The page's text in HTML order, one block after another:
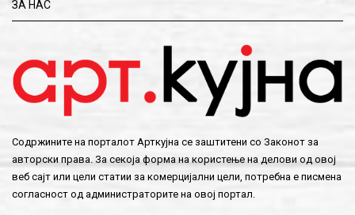
ЗА НАС
Содржините на порталот Арткујна се заштитени со Законот за
авторски права. За секоја форма на користење на делови од овој
веб сајт или цели статии за комерцијални цели, потребна е писмена
согласност од администраторите на овој портал.